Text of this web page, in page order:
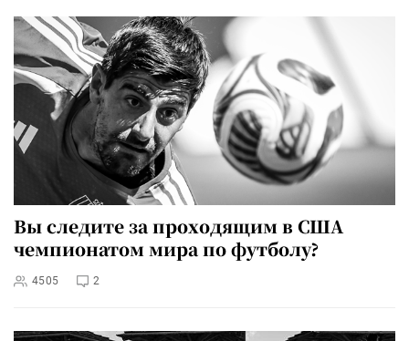
Вы следите за проходящим в США
чемпионатом мира по футболу?
4505 2